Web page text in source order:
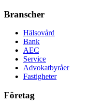
Branscher
Hälsovård
Bank
AEC
Service
Advokatbyråer
Fastigheter
Företag